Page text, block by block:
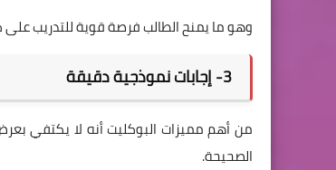
وهو ما يمنح الطالب فرصة قوية للتدريب على
3- إجابات نموذجية دقيقة
من أهم مميزات البوكليت أنه لا يكتفي
الصحيحة.